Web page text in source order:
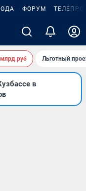
ФОРУМ
руб Льготный
в